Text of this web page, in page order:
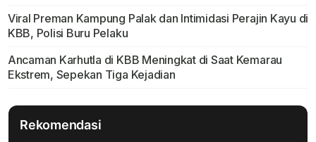
Viral Preman Kampung Palak dan Intimidasi Perajin Kayu di
KBB, Polisi Buru Pelaku
Ancaman Karhutla di KBB Meningkat di Saat Kemarau
Ekstrem, Sepekan Tiga Kejadian
Rekomendasi